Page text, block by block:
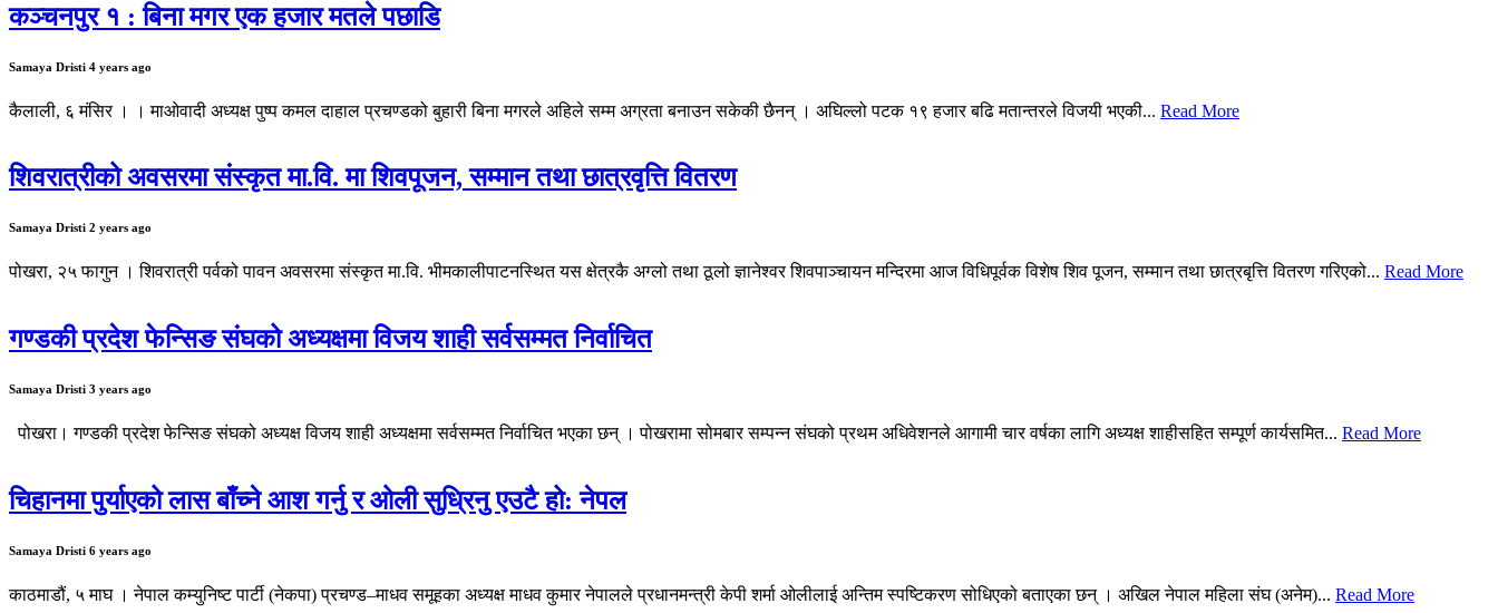
कञ्चनपुर १ : बिना मगर एक हजार मतले पछाडि
Samaya Dristi 4 years ago
कैलाली, ६ मंसिर । । माओवादी अध्यक्ष पुष्प कमल दाहाल प्रचण्डको बुहारी बिना मगरले अहिले सम्म अग्रता बनाउन सकेकी छैनन् । अघिल्लो पटक १९ हजार बढि मतान्तरले विजयी भएकी... Read More
शिवरात्रीको अवसरमा संस्कृत मा.वि. मा शिवपूजन, सम्मान तथा छात्रवृत्ति वितरण
Samaya Dristi 2 years ago
पोखरा, २५ फागुन । शिवरात्री पर्वको पावन अवसरमा संस्कृत मा.वि. भीमकालीपाटनस्थित यस क्षेत्रकै अग्लो तथा ठूलो ज्ञानेश्वर शिवपाञ्चायन मन्दिरमा आज विधिपूर्वक विशेष शिव पूजन, सम्मान तथा छात्रबृत्ति वितरण गरिएको... Read More
गण्डकी प्रदेश फेन्सिङ संघको अध्यक्षमा विजय शाही सर्वसम्मत निर्वाचित
Samaya Dristi 3 years ago
पोखरा। गण्डकी प्रदेश फेन्सिङ संघको अध्यक्ष विजय शाही अध्यक्षमा सर्वसम्मत निर्वाचित भएका छन् । पोखरामा सोमबार सम्पन्न संघको प्रथम अधिवेशनले आगामी चार वर्षका लागि अध्यक्ष शाहीसहित सम्पूर्ण कार्यसमित... Read More
चिहानमा पुर्याएको लास बाँच्ने आश गर्नु र ओली सुध्रिनु एउटै हो: नेपल
Samaya Dristi 6 years ago
काठमाडौं, ५ माघ । नेपाल कम्युनिष्ट पार्टी (नेकपा) प्रचण्ड–माधव समूहका अध्यक्ष माधव कुमार नेपालले प्रधानमन्त्री केपी शर्मा ओलीलाई अन्तिम स्पष्टिकरण सोधिएको बताएका छन् । अखिल नेपाल महिला संघ (अनेम)... Read More